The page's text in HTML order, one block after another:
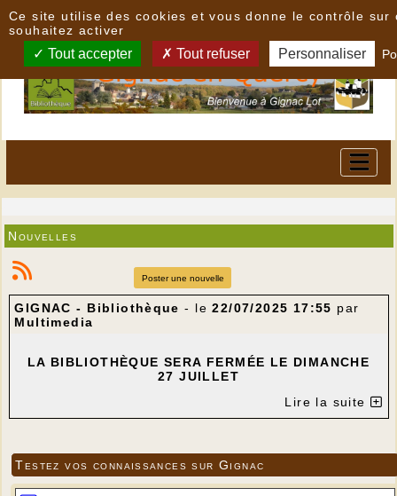
Nouvelles
Poster une nouvelle
GIGNAC - Bibliothèque - le22/07/2025 17:55 par
Multimedia
LA BIBLIOTHÈQUE SERA FERMÉE LE DIMANCHE
27 JUILLET
Lire la suite
Testez vos connaissances sur Gignac
Ce site utilise des cookies et vous donne le contrôle sur
souhaitez activer
Tout accepter Tout refuser Personnaliser